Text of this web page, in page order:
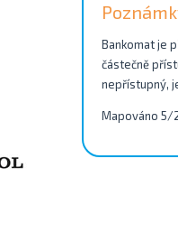
Bankomat je
částečně
nepřístupný,
Mapováno 5/